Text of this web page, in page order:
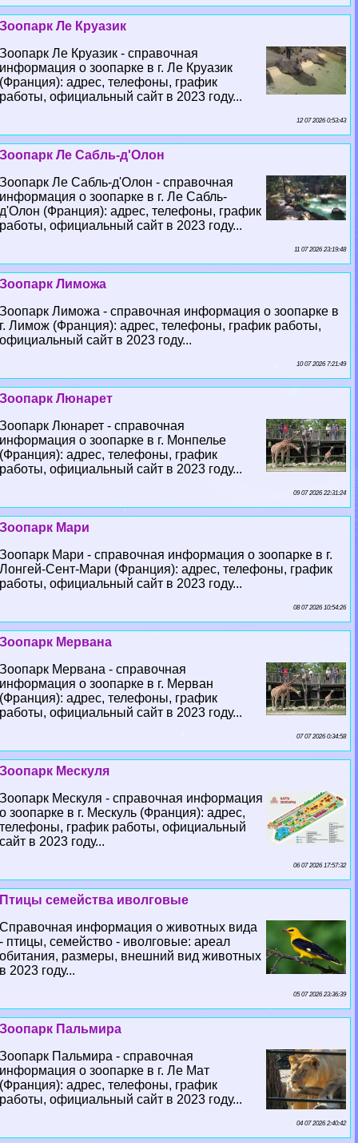
Зоопарк Ле Круазик
Зоопарк Ле Круазик - справочная
информация о зоопарке в г. Ле Круазик
(Франция): адрес, телефоны, график
работы, официальный сайт в 2023 году...
12 07 2026 0:53:43
Зоопарк Ле Сабль-д'Олон
Зоопарк Ле Сабль-д'Олон - справочная
информация о зоопарке в г. Ле Сабль-
д'Олон (Франция): адрес, телефоны, график
работы, официальный сайт в 2023 году...
11 07 2026 23:19:48
Зоопарк Лиможа
Зоопарк Лиможа - справочная информация о зоопарке в
г. Лимож (Франция): адрес, телефоны, график работы,
официальный сайт в 2023 году...
10 07 2026 7:21:49
Зоопарк Люнарет
Зоопарк Люнарет - справочная
информация о зоопарке в г. Монпелье
(Франция): адрес, телефоны, график
работы, официальный сайт в 2023 году...
09 07 2026 22:31:24
Зоопарк Мари
Зоопарк Мари - справочная информация о зоопарке в г.
Лонгeй-Сент-Мари (Франция): адрес, телефоны, график
работы, официальный сайт в 2023 году...
08 07 2026 10:54:26
Зоопарк Мервана
Зоопарк Мервана - справочная
информация о зоопарке в г. Мерван
(Франция): адрес, телефоны, график
работы, официальный сайт в 2023 году...
07 07 2026 0:34:58
Зоопарк Мескуля
Зоопарк Мескуля - справочная информация
о зоопарке в г. Мескуль (Франция): адрес,
телефоны, график работы, официальный
сайт в 2023 году...
06 07 2026 17:57:32
Птицы семейства иволговые
Справочная информация о животных вида
- птицы, семейство - иволговые: ареал
обитания, размеры, внешний вид животных
в 2023 году...
05 07 2026 23:36:39
Зоопарк Пальмира
Зоопарк Пальмира - справочная
информация о зоопарке в г. Ле Мат
(Франция): адрес, телефоны, график
работы, официальный сайт в 2023 году...
04 07 2026 2:40:42